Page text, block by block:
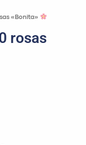
«Bonita»
rosas